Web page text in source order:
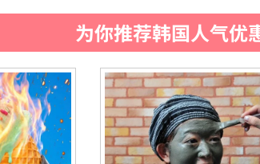
为你推荐韩国人气优